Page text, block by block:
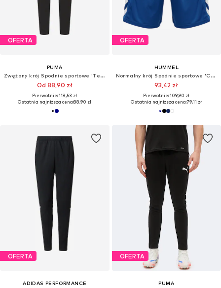
OFERTA
PUMA
Zwężany krój Spodnie sportowe 'TeamRise'
Od 88,90 zł
Pierwotnie: 118,53 zł
Ostatnia najniższa cena:88,90 zł
OFERTA
HUMMEL
Normalny krój Spodnie sportowe 'Core'
93,42 zł
Pierwotnie: 109,90 zł
Ostatnia najniższa cena:79,11 zł
OFERTA
ADIDAS PERFORMANCE
OFERTA
PUMA